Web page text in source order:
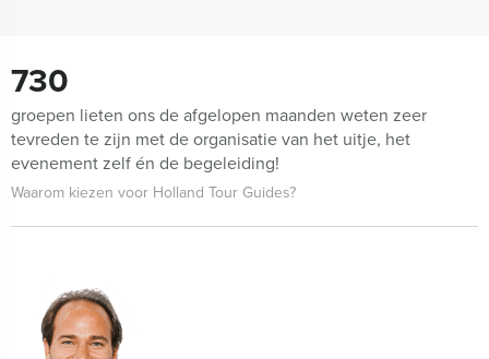
730
groepen lieten ons de afgelopen maanden weten zeer
tevreden te zijn met de organisatie van het uitje, het
evenement zelf én de begeleiding!
Waarom kiezen voor Holland Tour Guides?